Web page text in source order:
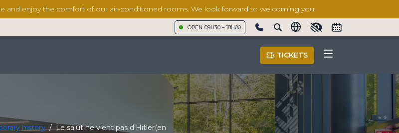
and enjoy the comfort of our air-conditioned rooms. We look forward to welcoming you.
OPEN 09H30 – 18H00
Show phone number
TICKETS
history / Le salut ne vient pas d’Hitler(en